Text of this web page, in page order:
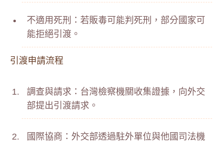
不適用死刑：若販毒可能判死刑，部分國家可
能拒絕引渡。
引渡申請流程
調查與請求：台灣檢察機關收集證據，向外交
部提出引渡請求。
國際協商：外交部透過駐外單位與他國司法機